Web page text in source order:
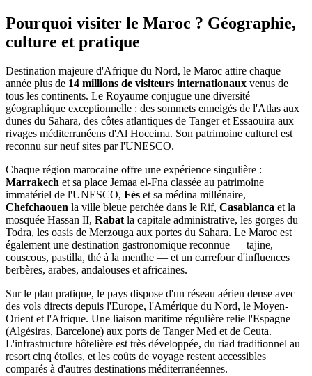
Pourquoi visiter le Maroc ? Géographie,
culture et pratique
Destination majeure d'Afrique du Nord, le Maroc attire chaque
année plus de 14 millions de visiteurs internationaux venus de
tous les continents. Le Royaume conjugue une diversité
géographique exceptionnelle : des sommets enneigés de l'Atlas aux
dunes du Sahara, des côtes atlantiques de Tanger et Essaouira aux
rivages méditerranéens d'Al Hoceima. Son patrimoine culturel est
reconnu sur neuf sites par l'UNESCO.
Chaque région marocaine offre une expérience singulière :
Marrakech et sa place Jemaa el-Fna classée au patrimoine
immatériel de l'UNESCO, Fès et sa médina millénaire,
Chefchaouen la ville bleue perchée dans le Rif, Casablanca et la
mosquée Hassan II, Rabatla capitale administrative, les gorges du
Todra, les oasis de Merzouga aux portes du Sahara. Le Maroc est
également une destination gastronomique reconnue — tajine,
couscous, pastilla, thé à la menthe — et un carrefour d'influences
berbères, arabes, andalouses et africaines.
Sur le plan pratique, le pays dispose d'un réseau aérien dense avec
des vols directs depuis l'Europe, l'Amérique du Nord, le Moyen-
Orient et l'Afrique. Une liaison maritime régulière relie l'Espagne
(Algésiras, Barcelone) aux ports de Tanger Med et de Ceuta.
L'infrastructure hôtelière est très développée, du riad traditionnel au
resort cinq étoiles, et les coûts de voyage restent accessibles
comparés à d'autres destinations méditerranéennes.